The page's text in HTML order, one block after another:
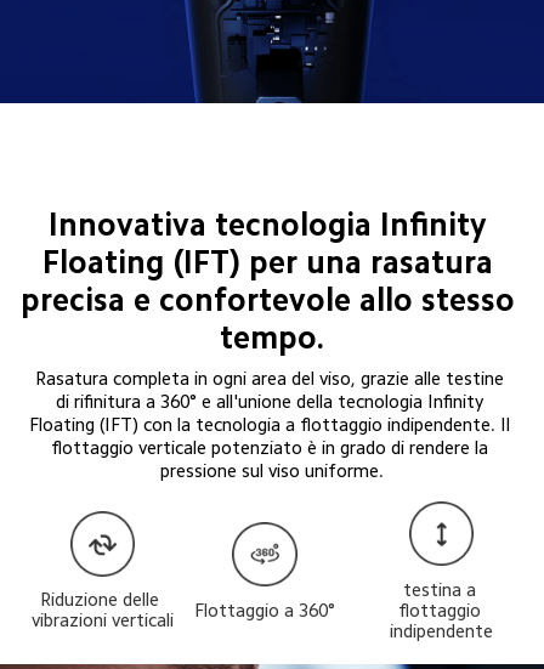
Innovativa tecnologia Infinity
Floating (IFT) per una rasatura
precisa e confortevole allo stesso
tempo.
Rasatura completa in ogni area del viso, grazie alle testine
di rifinitura a 360° e all'unione della tecnologia Infinity
Floating (IFT) con la tecnologia a flottaggio indipendente. Il
flottaggio verticale potenziato è in grado di rendere la
pressione sul viso uniforme.
Riduzione delle
vibrazioni verticali
Flottaggio a 360°
testina a
flottaggio
indipendente